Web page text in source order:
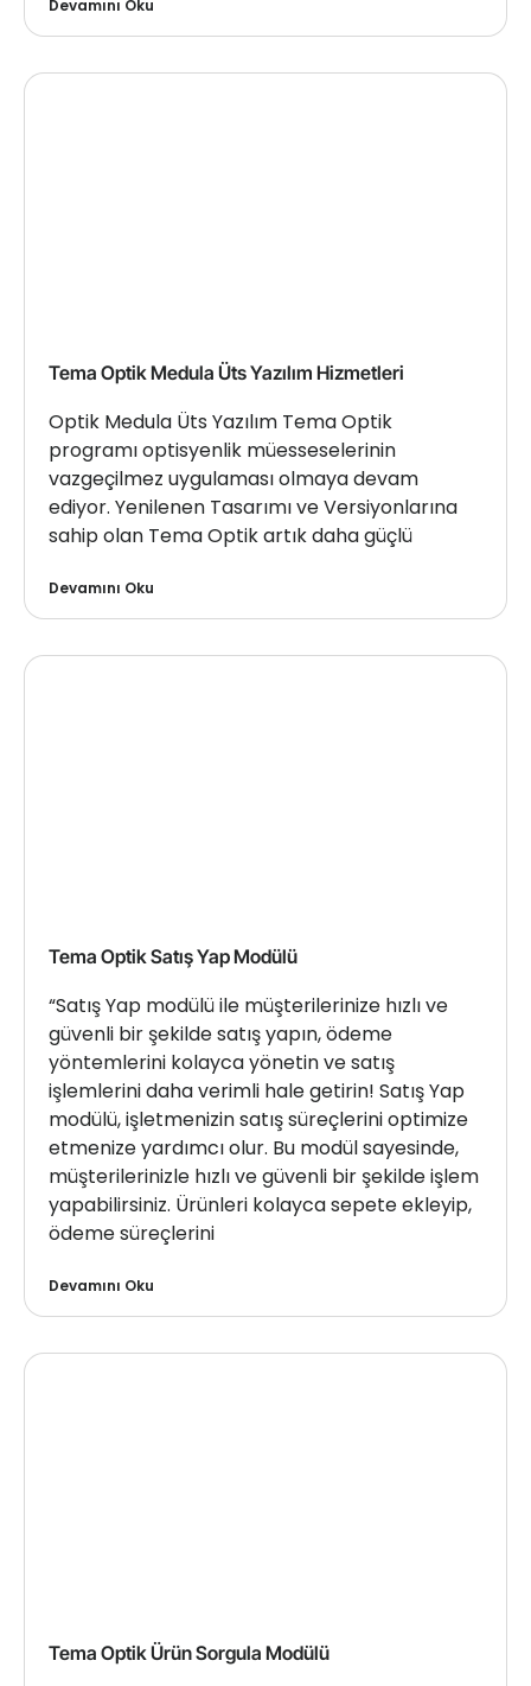
Devamını Oku
Tema Optik Medula Üts Yazılım Hizmetleri
Optik Medula Üts Yazılım Tema Optik
programı optisyenlik müesseselerinin
vazgeçilmez uygulaması olmaya devam
ediyor. Yenilenen Tasarımı ve Versiyonlarına
sahip olan Tema Optik artık daha güçlü
Devamını Oku
Tema Optik Satış Yap Modülü
“Satış Yap modülü ile müşterilerinize hızlı ve
güvenli bir şekilde satış yapın, ödeme
yöntemlerini kolayca yönetin ve satış
işlemlerini daha verimli hale getirin! Satış Yap
modülü, işletmenizin satış süreçlerini optimize
etmenize yardımcı olur. Bu modül sayesinde,
müşterilerinizle hızlı ve güvenli bir şekilde işlem
yapabilirsiniz. Ürünleri kolayca sepete ekleyip,
ödeme süreçlerini
Devamını Oku
Tema Optik Ürün Sorgula Modülü